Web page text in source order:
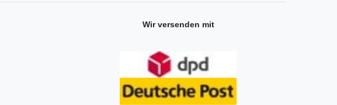
Wir versenden mit